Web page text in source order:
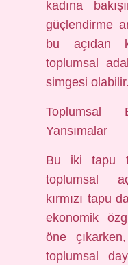
kadına
güçlendirme
bu açıdan
toplumsal
simgesi olabilir.
Toplumsal
Yansımalar
Bu iki tapu
toplumsal
kırmızı tapu
ekonomik
öne
toplumsal